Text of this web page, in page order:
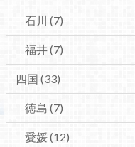
石川 (7)
福井(7)
四国 (33)
徳島 (7)
愛媛(12)